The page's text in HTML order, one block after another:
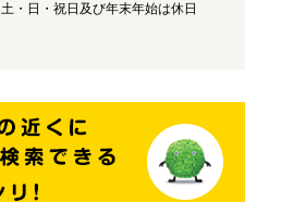
土・日・祝日及び年末年始は休日